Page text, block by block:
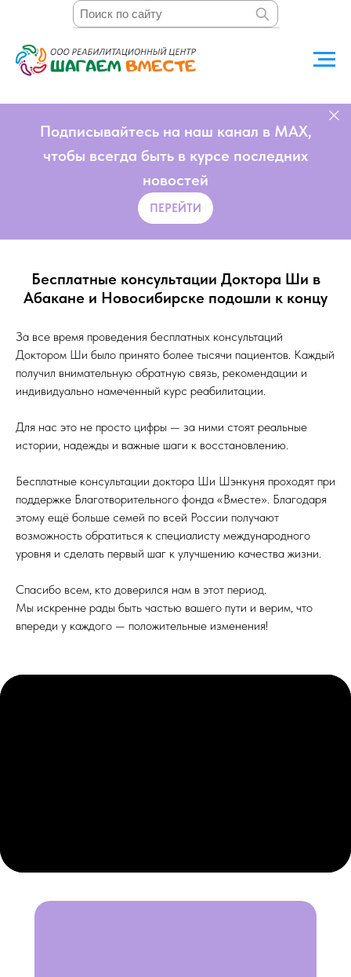
Подписывайтесь на наш канал в MAX,
чтобы всегда быть в курсе последних
новостей
ПЕРЕЙТИ
Бесплатные консультации Доктора Ши в
Абакане и Новосибирске подошли к концу
За все время проведения бесплатных консультаций
Доктором Ши было принято более тысячи пациентов. Каждый
получил внимательную обратную связь, рекомендации и
индивидуально намеченный курс реабилитации.
Для нас это не просто цифры — за ними стоят реальные
истории, надежды и важные шаги к восстановлению.
Бесплатные консультации доктора Ши Шэнкуня проходят при
поддержке Благотворительного фонда «Вместе». Благодаря
этому ещё больше семей по всей России получают
возможность обратиться к специалисту международного
уровня и сделать первый шаг к улучшению качества жизни.
Спасибо всем, кто доверился нам в этот период.
Мы искренне рады быть частью вашего пути и верим, что
впереди у каждого — положительные изменения!